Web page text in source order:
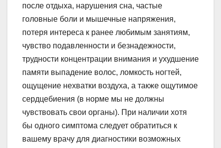
после отдыха, нарушения сна, частые
головные боли и мышечные напряжения,
потеря интереса к ранее любимым занятиям,
чувство подавленности и безнадежности,
трудности концентрации внимания и ухудшение
памяти выпадение волос, ломкость ногтей,
ощущение нехватки воздуха, а также ощутимое
сердцебиения (в норме мы не должны
чувствовать свои органы). При наличии хотя
бы одного симптома следует обратиться к
вашему врачу для диагностики возможных